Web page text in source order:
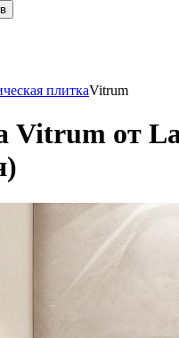
плиткаVitrum
Vitrum от